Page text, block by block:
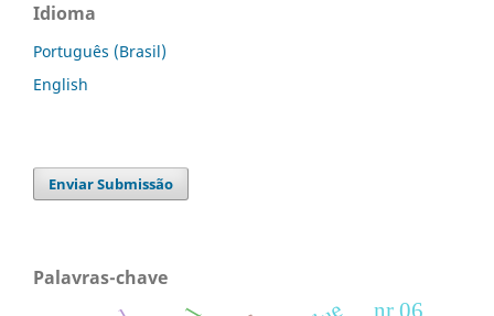
Idioma
Português (Brasil)
English
Enviar Submissão
Palavras-chave
nr 06